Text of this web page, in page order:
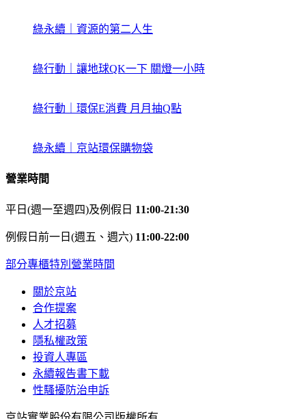
綠永續｜資源的第二人生
綠行動｜讓地球QK一下 關燈一小時
綠行動｜環保E消費 月月抽Q點
綠永續｜京站環保購物袋
營業時間
平日(週一至週四)及例假日 11:00-21:30
例假日前一日(週五、週六) 11:00-22:00
部分專櫃特別營業時間
關於京站
合作提案
人才招募
隱私權政策
投資人專區
永續報告書下載
性騷擾防治申訴